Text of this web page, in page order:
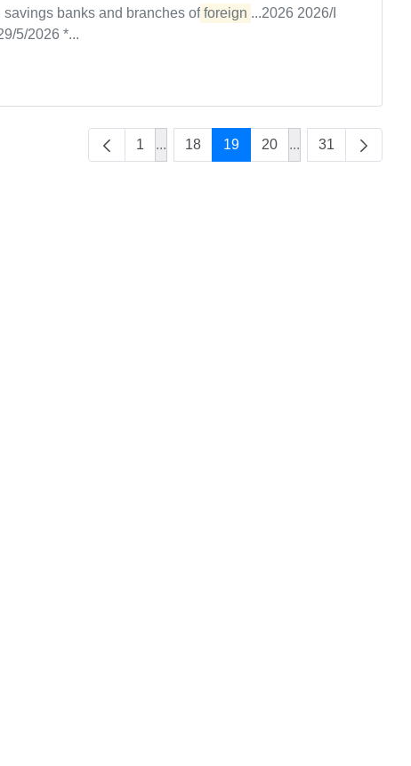
banks and branches of foreign ...2026 2026/I
5/2026 *...
1 ...Intermediate Pages Use TAB to
18 19 20 ...Intermediate
31